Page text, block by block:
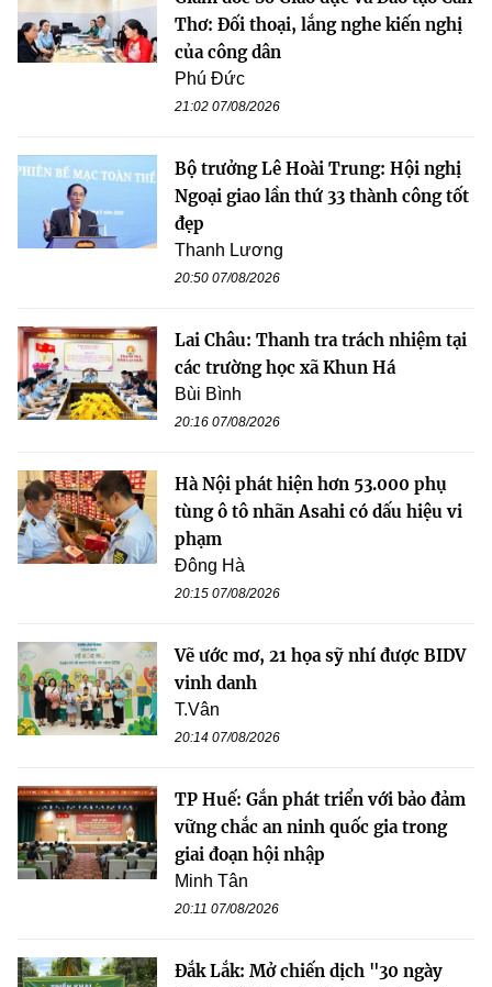
Thơ: Đối thoại, lắng nghe kiến nghị
của công dân
Phú Đức
21:02 07/08/2026
Bộ trưởng Lê Hoài Trung: Hội nghị
Ngoại giao lần thứ 33 thành công tốt
đẹp
Thanh Lương
20:50 07/08/2026
Lai Châu: Thanh tra trách nhiệm tại
các trường học xã Khun Há
Bùi Bình
20:16 07/08/2026
Hà Nội phát hiện hơn 53.000 phụ
tùng ô tô nhãn Asahi có dấu hiệu vi
phạm
Đông Hà
20:15 07/08/2026
Vẽ ước mơ, 21 họa sỹ nhí được BIDV
vinh danh
T.Vân
20:14 07/08/2026
TP Huế: Gắn phát triển với bảo đảm
vững chắc an ninh quốc gia trong
giai đoạn hội nhập
Minh Tân
20:11 07/08/2026
Đắk Lắk: Mở chiến dịch "30 ngày